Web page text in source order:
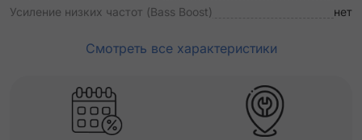
Усиление низких частот (Bass Boost)
нет
Смотреть все характеристики